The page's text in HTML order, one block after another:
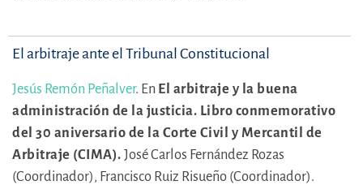
El arbitraje ante el Tribunal Constitucional
Jesús Remón Peñalver. En El arbitraje y la buena
administración de la justicia. Libro conmemorativo
del 30 aniversario de la Corte Civil y Mercantil de
Arbitraje (CIMA). José Carlos Fernández Rozas
(Coordinador), Francisco Ruiz Risueño (Coordinador).